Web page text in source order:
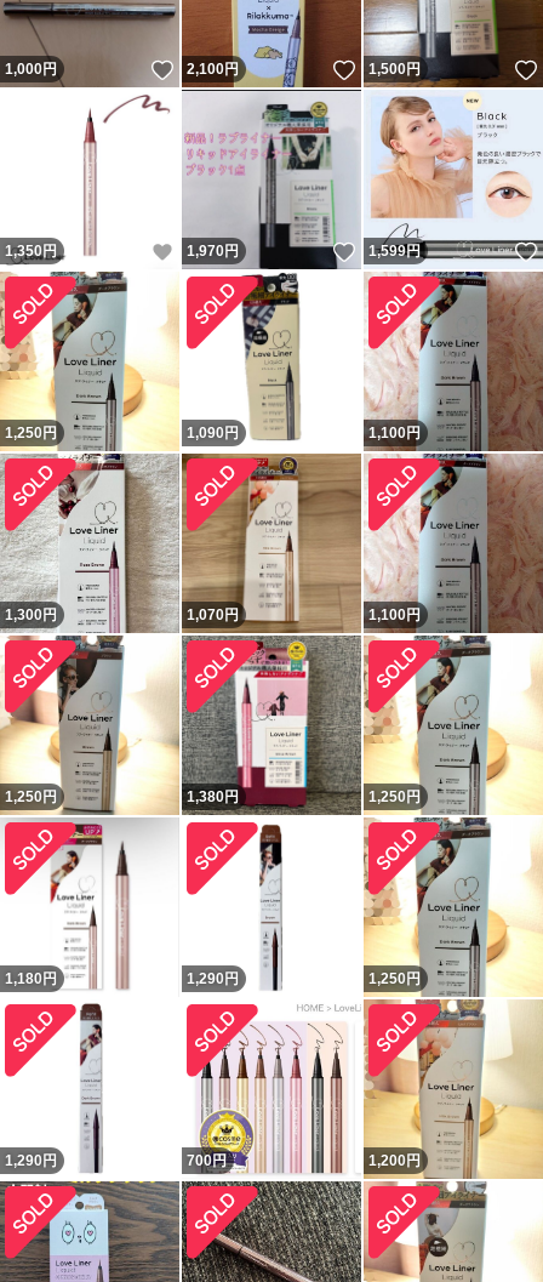
1,000円 いいね！
2,100円 いいね！
1,500円
1,350円 いいね！
1,970円 いいね！
1,599円
1,250 円 1,090 円 1,100円
1,300円 1,070円 1,100円
1,250円 1,380円 1,250 円
1,180 円 1,290 円 1,250 円
1,290 円 700円 1,200円